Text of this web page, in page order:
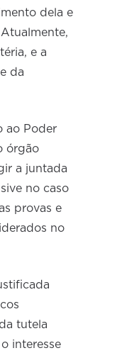
dela e
e a
da
ao Poder
órgão
a juntada
no caso
provas e
no
tutela
interesse